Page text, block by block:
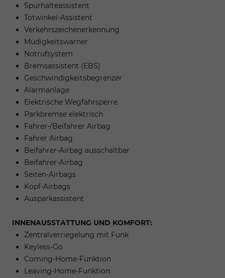
Spurhalteassistent
Totwinkel-Assistent
Verkehrszeichenerkennung
Müdigkeitswarner
Notrufsystem
Bremsassistent (EBS)
Geschwindigkeitsbegrenzer
Alarmanlage
Elektrische Wegfahrsperre
Parkbremse elektrisch
Fahrer-/Beifahrer Airbag
Fahrer Airbag
Beifahrer-Airbag ausschaltbar
Beifahrer-Airbag
Seiten-Airbags
Kopf-Airbags
Ausparkassistent
INNENAUSSTATTUNG UND KOMFORT:
Zentralverriegelung mit Funk
Keyless-Go
Coming-Home-Funktion
Leaving-Home-Funktion